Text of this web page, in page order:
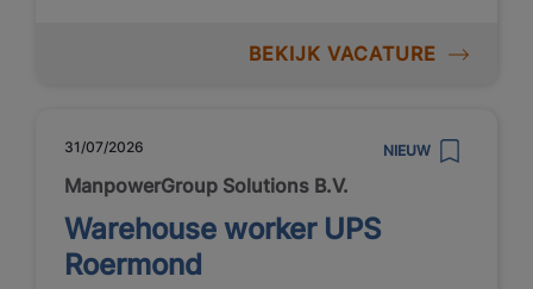
BEKIJK VACATURE
31/07/2026 NIEUW
ManpowerGroup Solutions B.V.
Warehouse worker UPS
Roermond